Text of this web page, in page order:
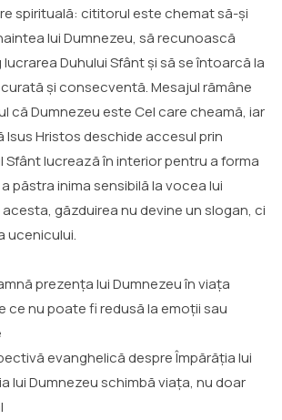
spirituală: cititorul este chemat să-și
lui Dumnezeu, să recunoască
Duhului Sfânt și să se întoarcă la
și consecventă. Mesajul rămâne
că Dumnezeu este Cel care cheamă, iar
Isus Hristos deschide accesul prin
Sfânt lucrează în interior pentru a forma
păstra inima sensibilă la vocea lui
acesta, găzduirea nu devine un slogan, ci
ucenicului.
prezența lui Dumnezeu în viața
ce nu poate fi redusă la emoții sau
evanghelică despre Împărăția lui
lui Dumnezeu schimbă viața, nu doar